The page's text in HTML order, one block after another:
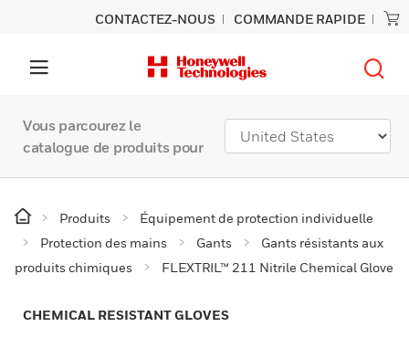
CONTACTEZ-NOUS COMMANDE RAPIDE
Vous parcourez le
catalogue de produits pour
Produits
Équipement de protection individuelle
Protection des mains
Gants
Gants résistants aux
produits chimiques
FLEXTRIL™ 211 Nitrile Chemical Glove
CHEMICAL RESISTANT GLOVES